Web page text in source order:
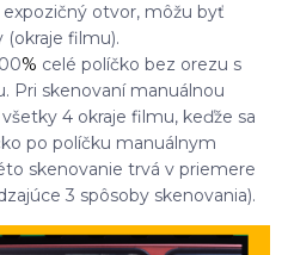
expozičný otvor, môžu byť
(okraje filmu).
% celé políčko bez orezu s
Pri skenovaní manuálnou
4 okraje filmu, keďže sa
po políčku manuálnym
skenovanie trvá v priemere
3 spôsoby skenovania).